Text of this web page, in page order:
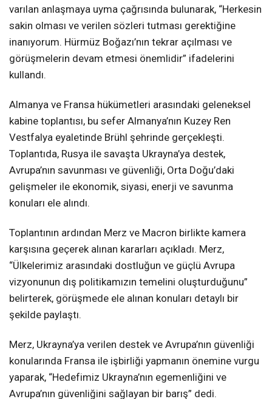
varılan anlaşmaya uyma çağrısında bulunarak, “Herkesin
sakin olması ve verilen sözleri tutması gerektiğine
inanıyorum. Hürmüz Boğazı’nın tekrar açılması ve
görüşmelerin devam etmesi önemlidir” ifadelerini
kullandı.
Almanya ve Fransa hükümetleri arasındaki geleneksel
kabine toplantısı, bu sefer Almanya’nın Kuzey Ren
Vestfalya eyaletinde Brühl şehrinde gerçekleşti.
Toplantıda, Rusya ile savaşta Ukrayna’ya destek,
Avrupa’nın savunması ve güvenliği, Orta Doğu’daki
gelişmeler ile ekonomik, siyasi, enerji ve savunma
konuları ele alındı.
Toplantının ardından Merz ve Macron birlikte kamera
karşısına geçerek alınan kararları açıkladı. Merz,
“Ülkelerimiz arasındaki dostluğun ve güçlü Avrupa
vizyonunun dış politikamızın temelini oluşturduğunu”
belirterek, görüşmede ele alınan konuları detaylı bir
şekilde paylaştı.
Merz, Ukrayna’ya verilen destek ve Avrupa’nın güvenliği
konularında Fransa ile işbirliği yapmanın önemine vurgu
yaparak, “Hedefimiz Ukrayna’nın egemenliğini ve
Avrupa’nın güvenliğini sağlayan bir barış” dedi.